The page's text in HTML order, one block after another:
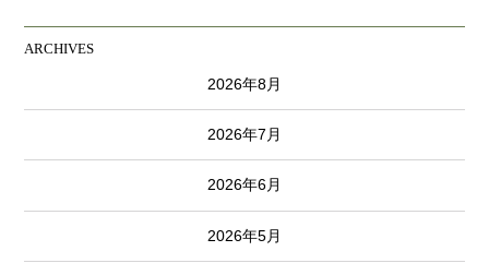
ARCHIVES
2026年8月
2026年7月
2026年6月
2026年5月